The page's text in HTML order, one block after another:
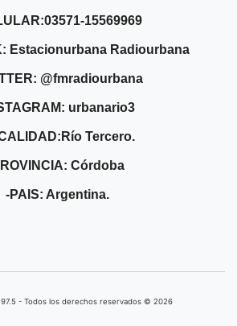
15569969
Estacionurbana Radiourbana
@fmradiourbana
urbanario3
Tercero.
Córdoba
-PAIS: Argentina.
​97.5 - Todos los derechos reservados © 2026